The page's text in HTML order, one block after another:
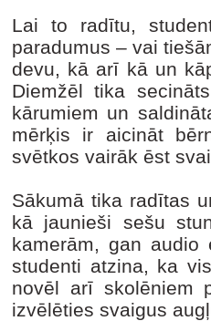
Lai to radītu,
paradumus – vai
devu, kā arī kā un
Diemžēl tika
kārumiem un
mērķis ir aicināt
svētkos vairāk ēst
Sākumā tika radītas
kā jaunieši sešu
kamerām, gan audio
studenti atzina, ka
novēl arī skolēniem
izvēlēties svaigus